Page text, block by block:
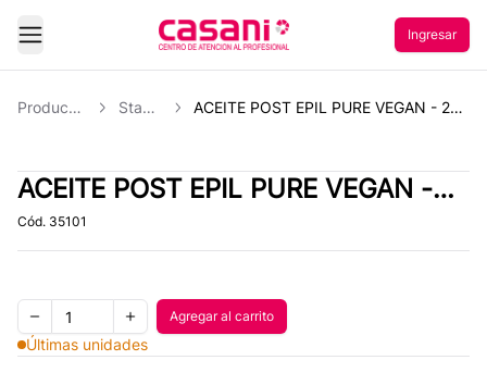
Abrir Menu
Ingresar
Productos Starpil ACEITE POST EPIL PURE VEGAN - 200ML
ACEITE POST EPIL PURE VEGAN -
200ML
Cód. 35101
Remove one item
Quantity
Add one item
Agregar al carrito
Agregar al carrito
Últimas unidades